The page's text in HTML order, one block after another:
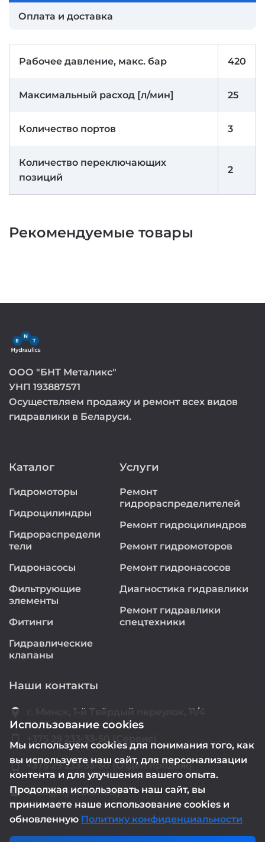
Оплата и доставка
Рабочее давление, макс. бар 420
Максимальный расход [л/мин] 25
Количество портов 3
Количество переключающих
позиций
2
Рекомендуемые товары
ООО "БНТ Металикс"
УНП 193887571
Осуществляем продажу и ремонт всех видов
гидравлики в Беларуси.
Каталог
Гидромоторы
Гидроцилиндры
Гидрораспредели
тели
Гидронасосы
Фильтрующие
элементы
Фитинги
Гидравлические
клапаны
Услуги
Ремонт
гидрораспределителей
Ремонт гидроцилиндров
Ремонт гидромоторов
Ремонт гидронасосов
Диагностика гидравлики
Ремонт гидравлики
спецтехники
Наши контакты
location_on г. Минск, 1-й Твёрдый переулок, 11/4
smartphone +375 29 233-33-50 (Сервис)
smartphone +375 29 233-33-50 (Отдел продаж)
email mail@hydrorem.by
Использование cookies
Мы используем cookies для понимания того, как
вы используете наш сайт, для персонализации
контента и для улучшения вашего опыта.
Продолжая использовать наш сайт, вы
принимаете наше использование cookies и
обновленную Политику конфиденциальности